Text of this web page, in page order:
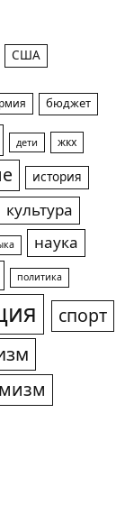
США
бюджет
дети жкх
история
культура
наука
политика
спорт